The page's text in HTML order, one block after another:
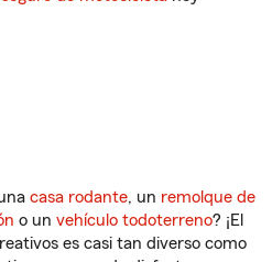
casa rodante, un remolque de
o un vehículo todoterreno? ¡El
es casi tan diverso como